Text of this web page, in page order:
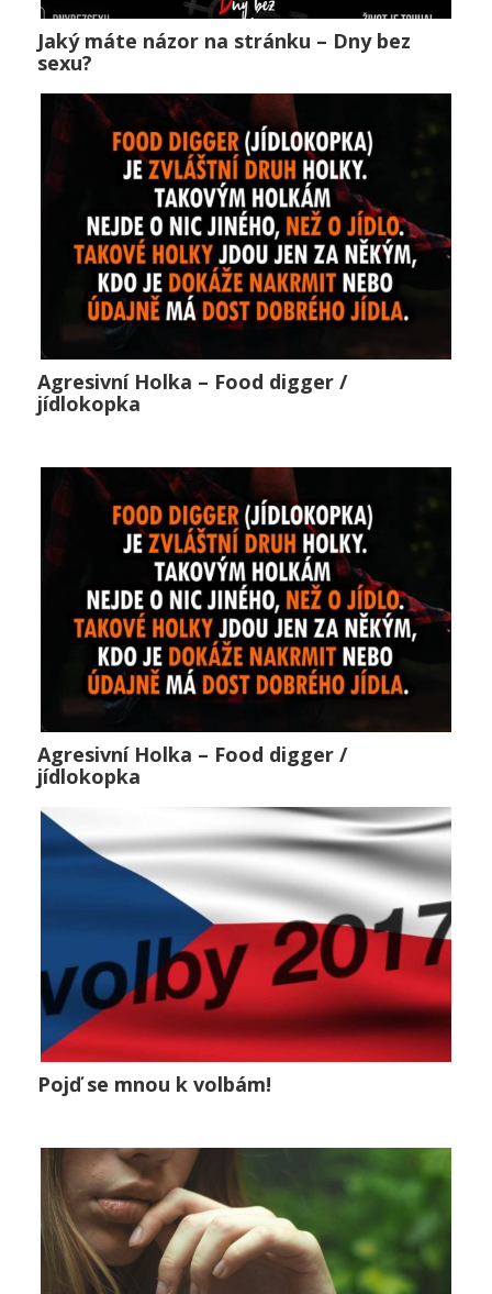
Jaký máte názor na stránku – Dny bez sexu?
Jaký máte názor na stránku – Dny bez
sexu?
0
Agresivní Holka – Food digger / jídlokopka
Agresivní Holka – Food digger /
jídlokopka
0
Agresivní Holka – Food digger / jídlokopka
Agresivní Holka – Food digger /
jídlokopka
0
Pojď se mnou k volbám!
Pojď se mnou k volbám!
0